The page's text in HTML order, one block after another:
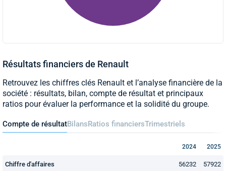
Résultats financiers de Renault
Retrouvez les chiffres clés Renault et l’analyse financière de la
société : résultats, bilan, compte de résultat et principaux
ratios pour évaluer la performance et la solidité du groupe.
Compte de résultatBilansRatios financiersTrimestriels
2024 2025
Chiffre d'affaires 56232 57922